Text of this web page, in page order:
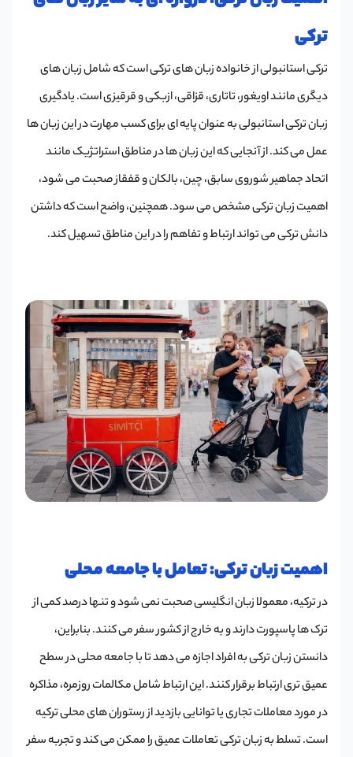
ترکی
ترکی استانبولی از خانواده زبان های ترکی است که شامل زبان های
دیگری مانند اویغور، تاتاری، قزاقی، ازبکی و قرقیزی است. یادگیری
زبان ترکی استانبولی به عنوان پایه ای برای کسب مهارت در این زبان ها
عمل می کند. از آنجایی که این زبان ها در مناطق استراتژیک مانند
اتحاد جماهیر شوروی سابق، چین، بالکان و قفقاز صحبت می شود،
اهمیت زبان ترکی مشخص می سود. همچنین، واضح است که داشتن
دانش ترکی می تواند ارتباط و تفاهم را در این مناطق تسهیل کند.
اهمیت زبان ترکی: تعامل با جامعه محلی
در ترکیه، معمولا زبان انگلیسی صحبت نمی شود و تنها درصد کمی از
ترک ها پاسپورت دارند و به خارج از کشور سفر می کنند. بنابراین،
دانستن زبان ترکی به افراد اجازه می دهد تا با جامعه محلی در سطح
عمیق تری ارتباط برقرار کنند. این ارتباط شامل مکالمات روزمره، مذاکره
در مورد معاملات تجاری یا توانایی بازدید از رستوران های محلی ترکیه
است. تسلط به زبان ترکی تعاملات عمیق را ممکن می کند و تجربه سفر